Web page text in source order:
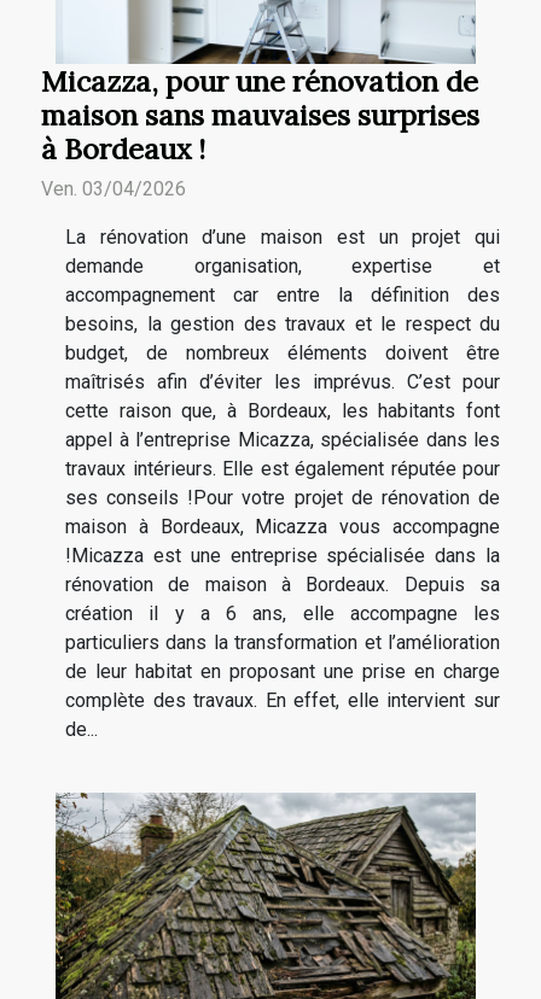
Micazza, pour une rénovation de
maison sans mauvaises surprises
à Bordeaux !
Ven. 03/04/2026
La rénovation d’une maison est un projet qui
demande organisation, expertise et
accompagnement car entre la définition des
besoins, la gestion des travaux et le respect du
budget, de nombreux éléments doivent être
maîtrisés afin d’éviter les imprévus. C’est pour
cette raison que, à Bordeaux, les habitants font
appel à l’entreprise Micazza, spécialisée dans les
travaux intérieurs. Elle est également réputée pour
ses conseils !Pour votre projet de rénovation de
maison à Bordeaux, Micazza vous accompagne
!Micazza est une entreprise spécialisée dans la
rénovation de maison à Bordeaux. Depuis sa
création il y a 6 ans, elle accompagne les
particuliers dans la transformation et l’amélioration
de leur habitat en proposant une prise en charge
complète des travaux. En effet, elle intervient sur
de...